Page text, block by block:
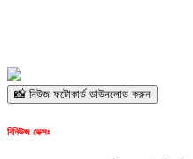
📸 নিউজ ফটোকার্ড ডাউনলোড করুন
বিনিউজ ডেক্সঃ